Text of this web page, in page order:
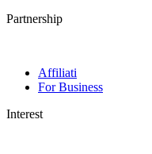
Partnership
Affiliati
For Business
Interest